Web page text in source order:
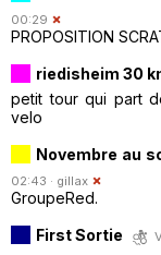
00:29
PROPOSITION
riedisheim 30
petit tour qui part
velo
Novembre au
02:43 · gillax
GroupeRed.
First Sortie